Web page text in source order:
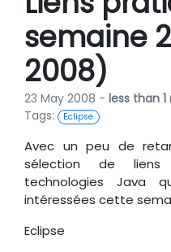
semaine
2008)
23 May 2008 - less than
Tags:
Eclipse
Avec un peu de
sélection de
technologies Java
intéressées cette
Eclipse